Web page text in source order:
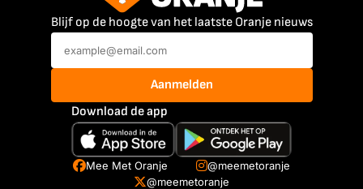
Blijf op de hoogte van het laatste Oranje nieuws
Aanmelden
Download de app
Mee Met Oranje
@meemetoranje
@meemetoranje